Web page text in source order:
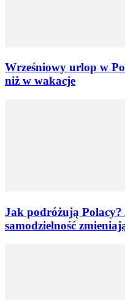
Wrześniowy urlop w
niż w wakacje
Jak podróżują Polacy?
samodzielność